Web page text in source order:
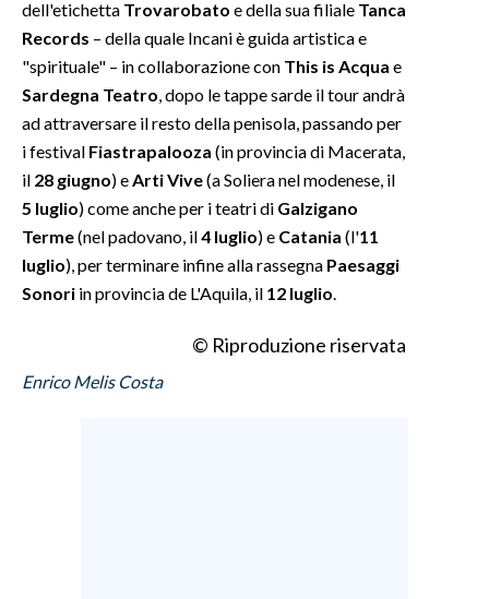
dell'etichetta Trovarobato e della sua filiale Tanca
Records – della quale Incani è guida artistica e
"spirituale" – in collaborazione con This is Acqua e
Sardegna Teatro , dopo le tappe sarde il tour andrà
ad attraversare il resto della penisola, passando per
i festival Fiastrapalooza (in provincia di Macerata,
il 28 giugno) e Arti Vive(a Soliera nel modenese, il
5 luglio) come anche per i teatri di Galzigano
Terme(nel padovano, il4 luglio) e Catania (l'11
luglio), per terminare infine alla rassegna Paesaggi
Sonori in provincia de L'Aquila, il 12 luglio
© Riproduzione riservata
Enrico Melis Costa